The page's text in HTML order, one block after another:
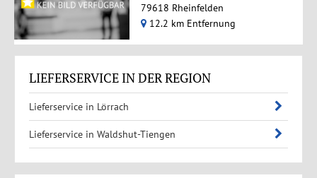
79618 Rheinfelden
12.2 km Entfernung
LIEFERSERVICE IN DER REGION
Lieferservice in Lörrach
Lieferservice in Waldshut-Tiengen